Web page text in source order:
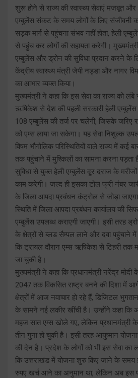
शुरू होने से राज्य की स्वास्थ्य सेवाएं मजबूत
एम्बुलेंस संकट के समय लोगों के लिए संजीवनी
सड़क मार्ग से पहुंचना संभव नहीं होता, हेली
से पहुंच कर लोगों की सहायता करेगी।
एम्बुलेंस और ड्रोन की सुविधा प्रदान करने के
केंद्रीय स्वास्थ्य मंत्री जेपी नड्डा और नागर
का आभार व्यक्त किया।
मुख्यमंत्री ने कहा कि इस सेवा का राज्य को
ऋषिकेश से देश की पहली सरकारी हेली एम्बुलेंस
108 एम्बुलेंस की तर्ज पर चलेगी, जिसके जरिए
को एम्स लाया जा सकेगा। यह सेवा निशुल्क
विषम भौगोलिक परिस्थितियों वाले राज्य में कई
तक पहुंचाने में मुश्किलों का सामना करना
सुविधा से युक्त हेली एम्बुलेंस दूर दराज के
काम करेगी। जल्द ही इसका टोल फ्री नंबर
के जिला आपदा प्रबंधन कंट्रोल से जोड़ा
स्थिति में जिला आपदा प्रबंधन कार्यालय की
एम्बुलेंस उपलब्ध कराएगी जाएगी। इसी तरह
के क्षेत्रों से ब्लड सैम्पल लाने और दवा पहुंचाने
कि ट्रायल दौरान एम्स ऋषिकेश से टिहरी तक
जा चुकी है।
मुख्यमंत्री ने कहा कि प्रधानमंत्री नरेंद्र
2047 तक विकसित राष्ट्र बनने की दिशा में
क्षेत्रों में आज नवाचार हो रहे हैं, डिजिटल
के सामने नई लकीर खींची है। उन्होंने कहा कि
महज सात एम्स खोले गए, लेकिन प्रधानमंत्री
तीन गुना हो चुकी है। इसी तरह आयुष्मान
की देन है। प्रदेश के लोगों को भी इस सेवा का
कि उत्तराखंड में योजना शुरु किए जाने के
रुपए खर्च आने का अनुमान था, लेकिन अब इस